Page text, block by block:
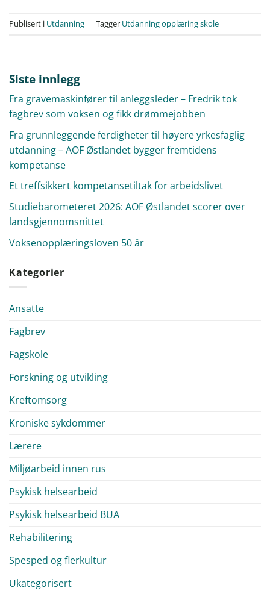
Publisert i Utdanning | Tagger Utdanning opplæring skole
Siste innlegg
Fra gravemaskinfører til anleggsleder – Fredrik tok
fagbrev som voksen og fikk drømmejobben
Fra grunnleggende ferdigheter til høyere yrkesfaglig
utdanning – AOF Østlandet bygger fremtidens
kompetanse
Et treffsikkert kompetansetiltak for arbeidslivet
Studiebarometeret 2026: AOF Østlandet scorer over
landsgjennomsnittet
Voksenopplæringsloven 50 år
Kategorier
Ansatte
Fagbrev
Fagskole
Forskning og utvikling
Kreftomsorg
Kroniske sykdommer
Lærere
Miljøarbeid innen rus
Psykisk helsearbeid
Psykisk helsearbeid BUA
Rehabilitering
Spesped og flerkultur
Ukategorisert